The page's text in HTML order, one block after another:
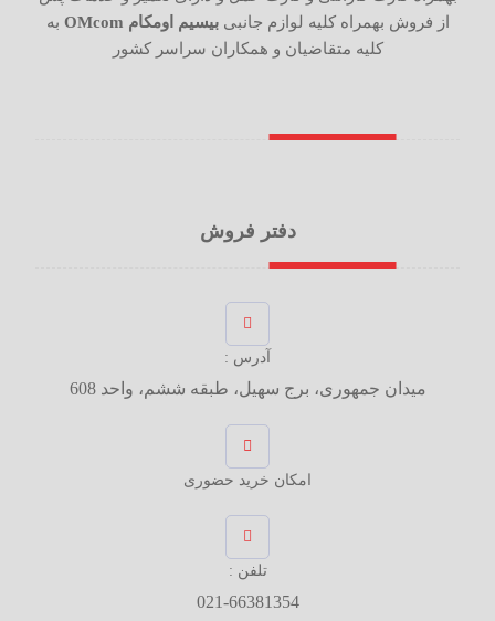
از فروش بهمراه کلیه لوازم جانبیبیسیم اومکام OMcom
به
کلیه متقاضیان و همکاران سراسر کشور
دفتر فروش
آدرس :
میدان جمهوری، برج سهیل، طبقه ششم، واحد 608
امکان خرید حضوری
تلفن :
021-66381354